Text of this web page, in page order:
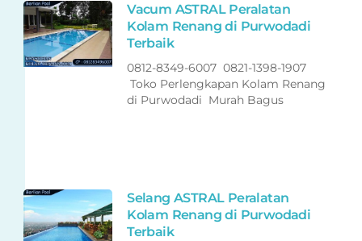
Vacum ASTRAL Peralatan
Kolam Renang di Purwodadi
Terbaik
0812-8349-6007 0821-1398-1907
Toko Perlengkapan Kolam Renang
di Purwodadi Murah Bagus
Selang ASTRAL Peralatan
Kolam Renang di Purwodadi
Terbaik